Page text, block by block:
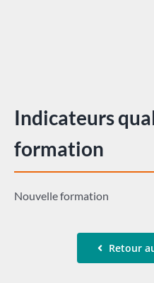
Indicateurs
formation
Nouvelle formation
Retour